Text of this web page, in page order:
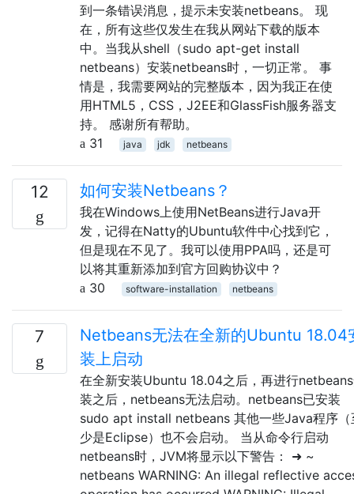
到一条错误消息，提示未安装netbeans。 现
在，所有这些仅发生在我从网站下载的版本
中。当我从shell（sudo apt-get install
netbeans）安装netbeans时，一切正常。 事
情是，我需要网站的完整版本，因为我正在使
用HTML5，CSS，J2EE和GlassFish服务器支
持。 感谢所有帮助。
31
java jdk netbeans
12 如何安装Netbeans？
我在Windows上使用NetBeans进行Java开
发，记得在Natty的Ubuntu软件中心找到它，
但是现在不见了。我可以使用PPA吗，还是可
以将其重新添加到官方回购协议中？
30
software-installation netbeans
7
Netbeans无法在全新的Ubuntu 18.04
装上启动
在全新安装Ubuntu 18.04之后，再进行
装之后，netbeans无法启动。netbeans已安装
sudo apt install netbeans 其他一些Java程序（
少是Eclipse）也不会启动。 当从命令行启动
netbeans时，JVM将显示以下警告： ➜ ~
netbeans WARNING: An illegal reflective